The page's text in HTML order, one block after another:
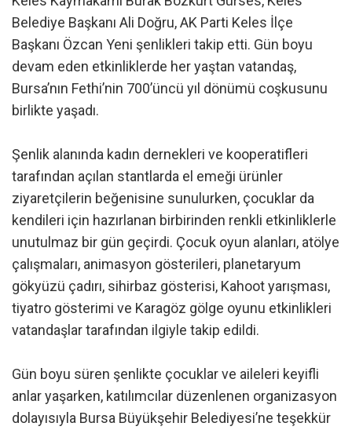
Belediye Başkanı Ali Doğru, AK Parti Keles İlçe
Başkanı Özcan Yeni şenlikleri takip etti. Gün boyu
devam eden etkinliklerde her yaştan vatandaş,
Bursa’nın Fethi’nin 700’üncü yıl dönümü coşkusunu
birlikte yaşadı.
Şenlik alanında kadın dernekleri ve kooperatifleri
tarafından açılan stantlarda el emeği ürünler
ziyaretçilerin beğenisine sunulurken, çocuklar da
kendileri için hazırlanan birbirinden renkli etkinliklerle
unutulmaz bir gün geçirdi. Çocuk oyun alanları, atölye
çalışmaları, animasyon gösterileri, planetaryum
gökyüzü çadırı, sihirbaz gösterisi, Kahoot yarışması,
tiyatro gösterimi ve Karagöz gölge oyunu etkinlikleri
vatandaşlar tarafından ilgiyle takip edildi.
Gün boyu süren şenlikte çocuklar ve aileleri keyifli
anlar yaşarken, katılımcılar düzenlenen organizasyon
dolayısıyla Bursa Büyükşehir Belediyesi’ne teşekkür